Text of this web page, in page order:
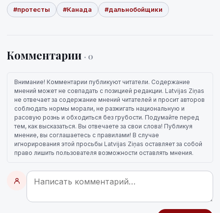
#протесты #Канада #дальнобойщики
Комментарии · 0
Внимание! Комментарии публикуют читатели. Содержание
мнений может не совпадать с позицией редакции. Latvijas Ziņas
не отвечает за содержание мнений читателей и просит авторов
соблюдать нормы морали, не разжигать национальную и
расовую рознь и обходиться без грубости. Подумайте перед
тем, как высказаться. Вы отвечаете за свои слова! Публикуя
мнение, вы соглашаетесь с правилами! В случае
игнорирования этой просьбы Latvijas Ziņas оставляет за собой
право лишить пользователя возможности оставлять мнения.